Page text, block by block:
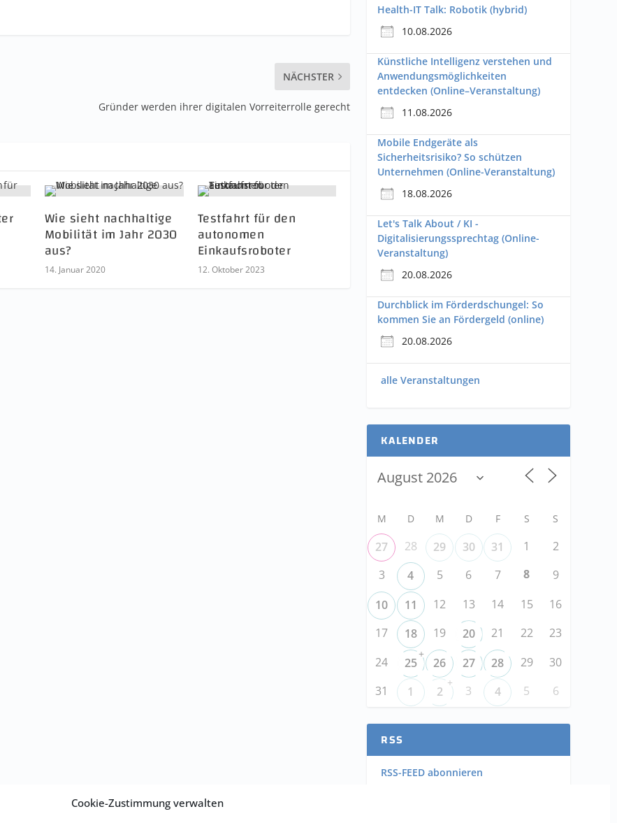
Cookie-Zustimmung verwalten
NÄCHSTER
Gründer werden ihrer digitalen Vorreiterrolle gerecht
Wie sieht nachhaltige
Mobilität im Jahr 2030
aus?
14. Januar 2020
Testfahrt für den
autonomen
Einkaufsroboter
12. Oktober 2023
Health-IT Talk: Robotik (hybrid)
10.08.2026
Künstliche Intelligenz verstehen und
Anwendungsmöglichkeiten
entdecken (Online–Veranstaltung)
11.08.2026
Mobile Endgeräte als
Sicherheitsrisiko? So schützen
Unternehmen (Online-Veranstaltung)
18.08.2026
Let's Talk About / KI -
Digitalisierungssprechtag (Online-
Veranstaltung)
20.08.2026
Durchblick im Förderdschungel: So
kommen Sie an Fördergeld (online)
20.08.2026
alle Veranstaltungen
KALENDER
M D M D F S S
27 28 29 30 31 1
2
3
4 5 6 7 8
9
10
11 12 13 14 15
16
17
18 19 20 21 22
23
24
25
+
26 27 28 29
30
31
1 2
+
3 4 5 6
RSS
RSS-FEED abonnieren